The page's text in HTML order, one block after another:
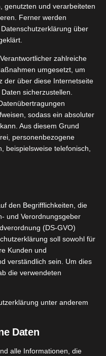
ich, nach einem sehr
großzügiges Paket
ihrem Hofladen, wie
sagenhafte
Mehlen und so
Fall, da man auch
kleine
genutzten und verarbeiteten
Ferner werden
über
zahlreiche
umgesetzt, um
der über diese Internetseite
sicherzustellen.
sodass ein absoluter
Aus diesem Grund
personenbezogene
beispielsweise telefonisch,
den Begrifflichkeiten, die
und Verordnungsgeber
(DS-GVO)
soll sowohl für
Kunden und
verständlich sein. Um dies
die verwendeten
unter anderem
Daten
alle Informationen, die